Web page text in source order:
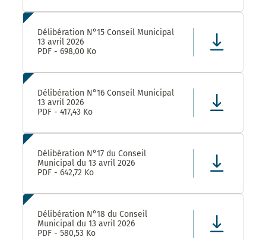
Délibération N°15 Conseil Municipal
13 avril 2026
PDF - 698,00 Ko
Délibération N°16 Conseil Municipal
13 avril 2026
PDF - 417,43 Ko
Délibération N°17 du Conseil
Municipal du 13 avril 2026
PDF - 642,72 Ko
Délibération N°18 du Conseil
Municipal du 13 avril 2026
PDF - 580,53 Ko